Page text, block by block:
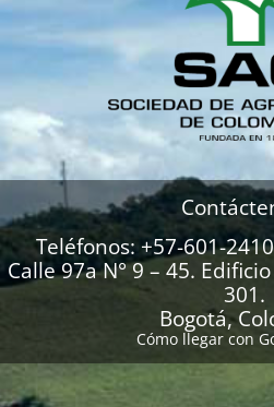
Teléfonos: +57-601-
Calle 97a N° 9 – 45.
301.
Bogotá,
Cómo llegar con